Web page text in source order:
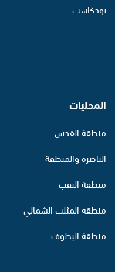
بودكاست
المحليات
منطقة القدس
الناصرة والمنطقة
منطقة النقب
منطقة المثلث الشمالي
منطقة البطوف